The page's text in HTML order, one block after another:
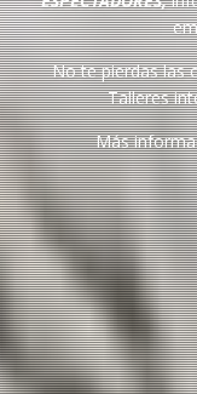
No te pierdas las
Talleres
Más